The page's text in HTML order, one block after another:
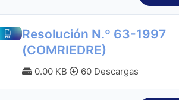
Resolución N.º 63-1997
(COMRIEDRE)
0.00 KB 60 Descargas